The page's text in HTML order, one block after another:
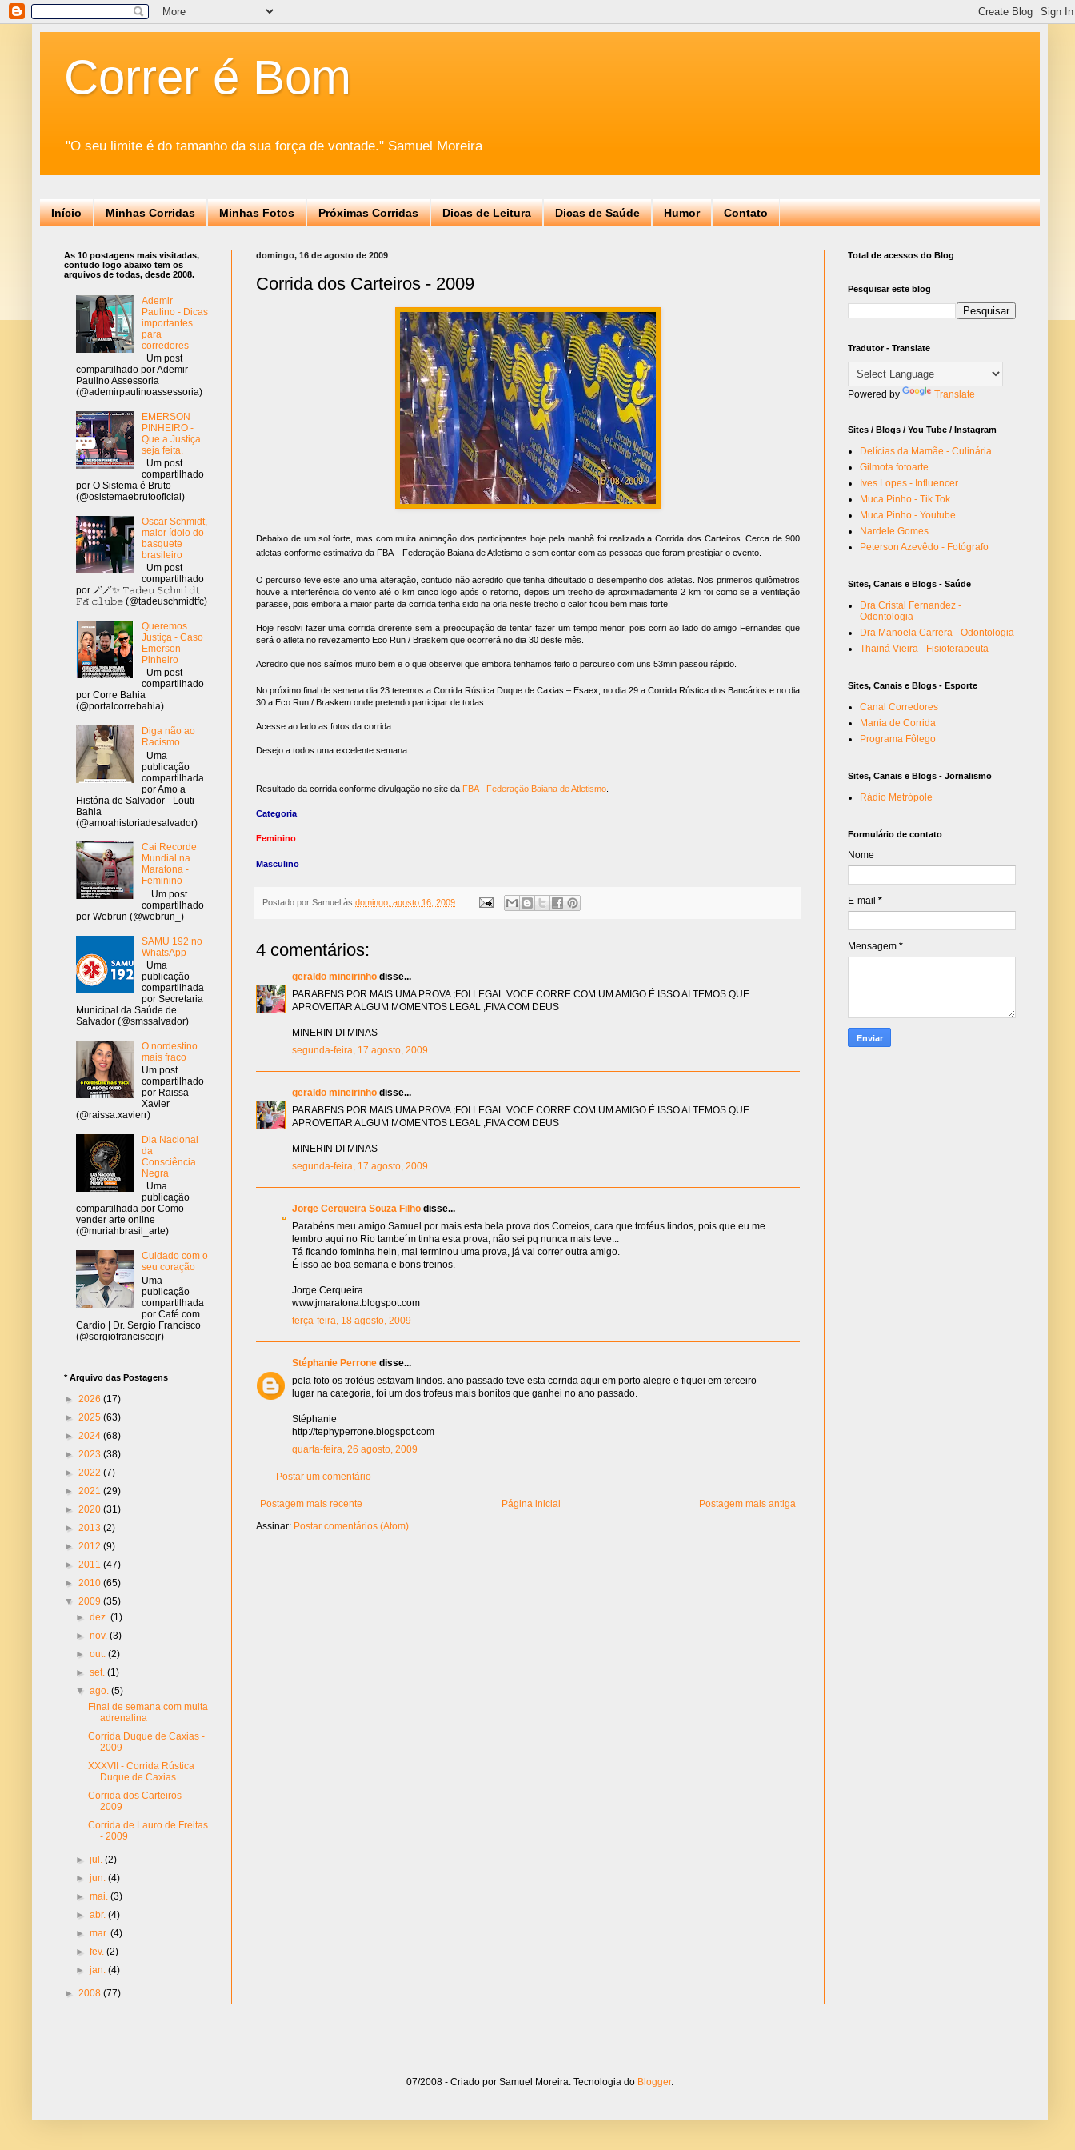
Correr é Bom
"O seu limite é do tamanho da sua força de vontade." Samuel Moreira
Início Minhas Corridas Minhas Fotos Próximas Corridas Dicas de Leitura Dicas de Saúde Humor Contato
domingo, 16 de agosto de 2009
Corrida dos Carteiros - 2009
Debaixo de um sol forte, mas com muita animação dos participantes hoje pela manhã foi realizada a Corrida dos Carteiros. Cerca de 900
atletas conforme estimativa da FBA – Federação Baiana de Atletismo e sem contar com as pessoas que foram prestigiar o evento.
O percurso teve este ano uma alteração, contudo não acredito que tenha dificultado o desempenho dos atletas. Nos primeiros quilômetros
houve a interferência do vento até o km cinco logo após o retorno, depois um trecho de aproximadamente 2 km foi como se a ventilação
parasse, pois embora a maior parte da corrida tenha sido na orla neste trecho o calor ficou bem mais forte.
Hoje resolvi fazer uma corrida diferente sem a preocupação de tentar fazer um tempo menor, pois corri ao lado do amigo Fernandes que
será o atleta no revezamento Eco Run / Braskem que ocorrerá no dia 30 deste mês.
Acredito que nos saímos muito bem e o que observei que embora tenhamos feito o percurso com uns 53min passou rápido.
No próximo final de semana dia 23 teremos a Corrida Rústica Duque de Caxias – Esaex, no dia 29 a Corrida Rústica dos Bancários e no dia
30 a Eco Run / Braskem onde pretendo participar de todas.
Acesse ao lado as fotos da corrida.
Desejo a todos uma excelente semana.
Resultado da corrida conforme divulgação no site da FBA - Federação Baiana de Atletismo
Categoria
Feminino
Masculino
Postado por Samuel às domingo, agosto 16, 2009
4 comentários:
geraldo mineirinho disse...
PARABENS POR MAIS UMA PROVA ;FOI LEGAL VOCE CORRE COM UM AMIGO É ISSO AI TEMOS QUE
APROVEITAR ALGUM MOMENTOS LEGAL ;FIVA COM DEUS
MINERIN DI MINAS
segunda-feira, 17 agosto, 2009
geraldo mineirinho disse...
PARABENS POR MAIS UMA PROVA ;FOI LEGAL VOCE CORRE COM UM AMIGO É ISSO AI TEMOS QUE
APROVEITAR ALGUM MOMENTOS LEGAL ;FIVA COM DEUS
MINERIN DI MINAS
segunda-feira, 17 agosto, 2009
Jorge Cerqueira Souza Filho disse...
Parabéns meu amigo Samuel por mais esta bela prova dos Correios, cara que troféus lindos, pois que eu me
lembro aqui no Rio tambe´m tinha esta prova, não sei pq nunca mais teve...
Tá ficando fominha hein, mal terminou uma prova, já vai correr outra amigo.
É isso ae boa semana e bons treinos.
Jorge Cerqueira
www.jmaratona.blogspot.com
terça-feira, 18 agosto, 2009
Stéphanie Perrone disse...
pela foto os troféus estavam lindos. ano passado teve esta corrida aqui em porto alegre e fiquei em terceiro
lugar na categoria, foi um dos trofeus mais bonitos que ganhei no ano passado.
Stéphanie
http://tephyperrone.blogspot.com
quarta-feira, 26 agosto, 2009
Postar um comentário
Postagem mais recente Postagem mais antiga
Página inicial
Assinar: Postar comentários (Atom)
As 10 postagens mais visitadas,
contudo logo abaixo tem os
arquivos de todas, desde 2008.
Ademir
Paulino - Dicas
importantes
para
corredores
Um post
compartilhado por Ademir
Paulino Assessoria
(@ademirpaulinoassessoria)
EMERSON
PINHEIRO -
Que a Justiça
seja feita.
Um post
compartilhado
por O Sistema é Bruto
(@osistemaebrutooficial)
Oscar Schmidt,
maior ídolo do
basquete
brasileiro
Um post
compartilhado
por 🪄🪄✨ 𝚃𝚊𝚍𝚎𝚞 𝚂𝚌𝚑𝚖𝚒𝚍𝚝
𝙵𝚊̃ 𝚌𝚕𝚞𝚋𝚎 (@tadeuschmidtfc)
Queremos
Justiça - Caso
Emerson
Pinheiro
Um post
compartilhado
por Corre Bahia
(@portalcorrebahia)
Diga não ao
Racismo
Uma
publicação
compartilhada
por Amo a
História de Salvador - Louti
Bahia
(@amoahistoriadesalvador)
Cai Recorde
Mundial na
Maratona -
Feminino
Um post
compartilhado
por Webrun (@webrun_)
SAMU 192 no
WhatsApp
Uma
publicação
compartilhada
por Secretaria
Municipal da Saúde de
Salvador (@smssalvador)
O nordestino
mais fraco
Um post
compartilhado
por Raissa
Xavier
(@raissa.xavierr)
Dia Nacional
da
Consciência
Negra
Uma
publicação
compartilhada por Como
vender arte online
(@muriahbrasil_arte)
Cuidado com o
seu coração
Uma
publicação
compartilhada
por Café com
Cardio | Dr. Sergio Francisco
(@sergiofranciscojr)
* Arquivo das Postagens
► 2026 (17)
► 2025 (63)
► 2024 (68)
► 2023 (38)
► 2022 (7)
► 2021 (29)
► 2020 (31)
► 2013 (2)
► 2012 (9)
► 2011 (47)
► 2010 (65)
▼ 2009 (35)
►dez.(1)
►nov.(3)
►out.(2)
►set.(1)
▼ago.(5)
Final de semana com muita
adrenalina
Corrida Duque de Caxias -
2009
XXXVII - Corrida Rústica
Duque de Caxias
Corrida dos Carteiros -
2009
Corrida de Lauro de Freitas
- 2009
►jul.(2)
►jun.(4)
►mai.(3)
►abr.(4)
►mar.(4)
►fev.(2)
►jan.(4)
► 2008 (77)
Total de acessos do Blog
Pesquisar este blog
Tradutor - Translate
Powered by Translate
Sites / Blogs / You Tube / Instagram
Delícias da Mamãe - Culinária
Gilmota.fotoarte
Ives Lopes - Influencer
Muca Pinho - Tik Tok
Muca Pinho - Youtube
Nardele Gomes
Peterson Azevêdo - Fotógrafo
Sites, Canais e Blogs - Saúde
Dra Cristal Fernandez -
Odontologia
Dra Manoela Carrera - Odontologia
Thainá Vieira - Fisioterapeuta
Sites, Canais e Blogs - Esporte
Canal Corredores
Mania de Corrida
Programa Fôlego
Sites, Canais e Blogs - Jornalismo
Rádio Metrópole
Formulário de contato
Nome
E-mail *
Mensagem *
07/2008 - Criado por Samuel Moreira. Tecnologia do Blogger.